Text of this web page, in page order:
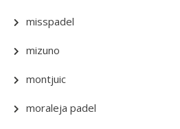
misspadel
mizuno
montjuic
moraleja padel